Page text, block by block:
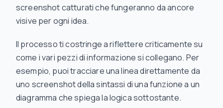
screenshot catturati che fungeranno da ancore
visive per ogni idea.
Il processo ti costringe a riflettere criticamente su
come i vari pezzi di informazione si collegano. Per
esempio, puoi tracciare una linea direttamente da
uno screenshot della sintassi di una funzione a un
diagramma che spiega la logica sottostante.